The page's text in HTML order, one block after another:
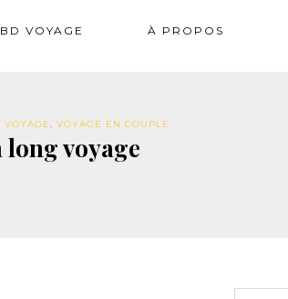
BD VOYAGE À PROPOS
VOYAGE, VOYAGE EN COUPLE
long voyage